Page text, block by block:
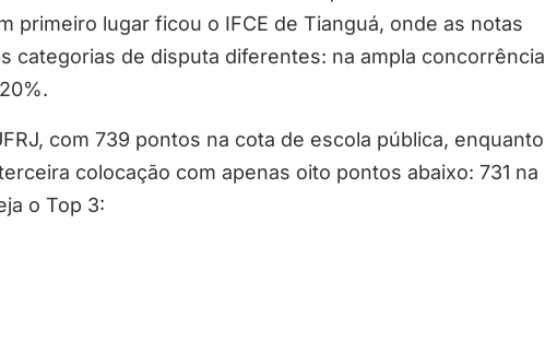
primeiro lugar ficou o IFCE de Tianguá, onde as notas
categorias de disputa diferentes: na ampla concorrência
com 739 pontos na cota de escola pública, enquanto
colocação com apenas oito pontos abaixo: 731 na
o Top 3: